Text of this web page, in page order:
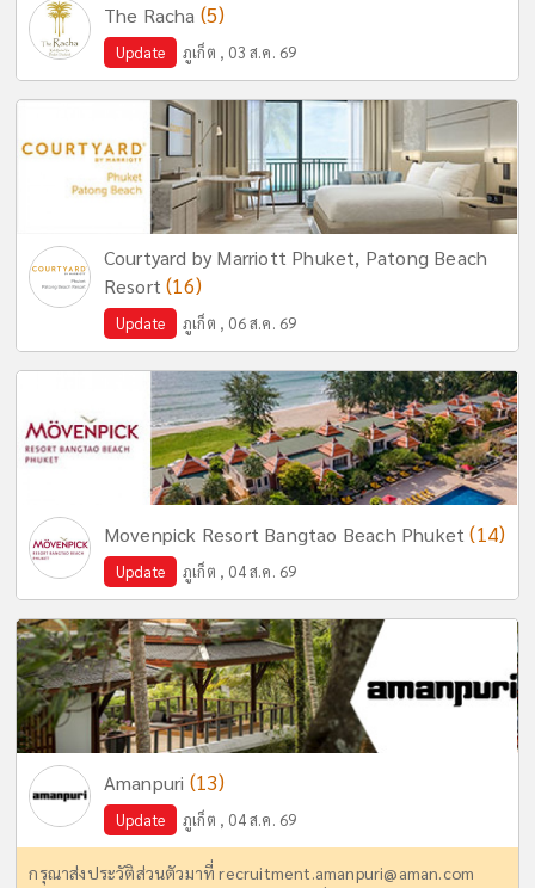
The Racha (5)
Update ภูเก็ต , 03 ส.ค. 69
Courtyard by Marriott Phuket, Patong Beach
Resort(16)
Update ภูเก็ต , 06 ส.ค. 69
Movenpick Resort Bangtao Beach Phuket(14)
Update ภูเก็ต , 04 ส.ค. 69
Amanpuri (13)
Update ภูเก็ต , 04 ส.ค. 69
กรุณาส่งประวัติส่วนตัวมาที่recruitment.amanpuri@aman.com